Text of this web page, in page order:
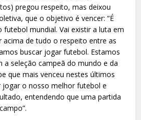
pregou respeito, mas deixou
que o objetivo é vencer: “É
futebol mundial. Vai existir a luta em
acima de tudo o respeito entre as
buscar jogar futebol. Estamos
a seleção campeã do mundo e da
que mais venceu nestes últimos
jogar o nosso melhor futebol e
entendendo que uma partida